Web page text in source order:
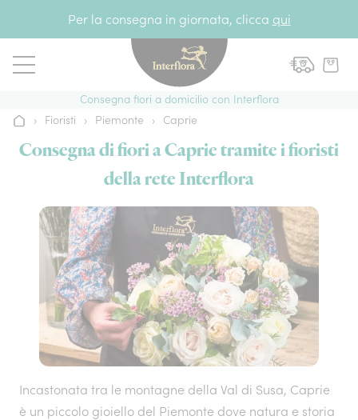
Per la consegna in giornata, clicca qui
Consegna fiori a domicilio con Interflora
Home› Fioristi › Piemonte › Caprie
Consegna di fiori a Caprie tramite i fioristi
della rete Interflora
Incastonata tra le montagne della Val di Susa, Caprie
è un piccolo gioiello del Piemonte dove natura e storia